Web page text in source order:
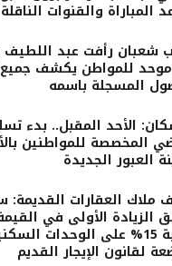
المباراة والقنوات الناقلة
شعبان رأفت عبد اللطيف
للمواطن يكشف جميع
المسجلة باسمه
الأحد المقبل.. بدء
المخصصة للمواطنين
العبور الجديدة
ملاك العقارات القديمة:
الزيادة الأولى في القيمة
بنسبة 15% على الوحدات
لقانون الإيجار القديم